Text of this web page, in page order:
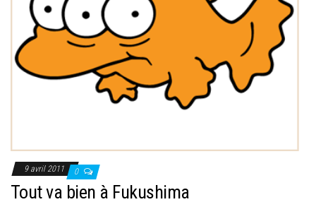
9 avril 2011 0
Tout va bien à Fukushima